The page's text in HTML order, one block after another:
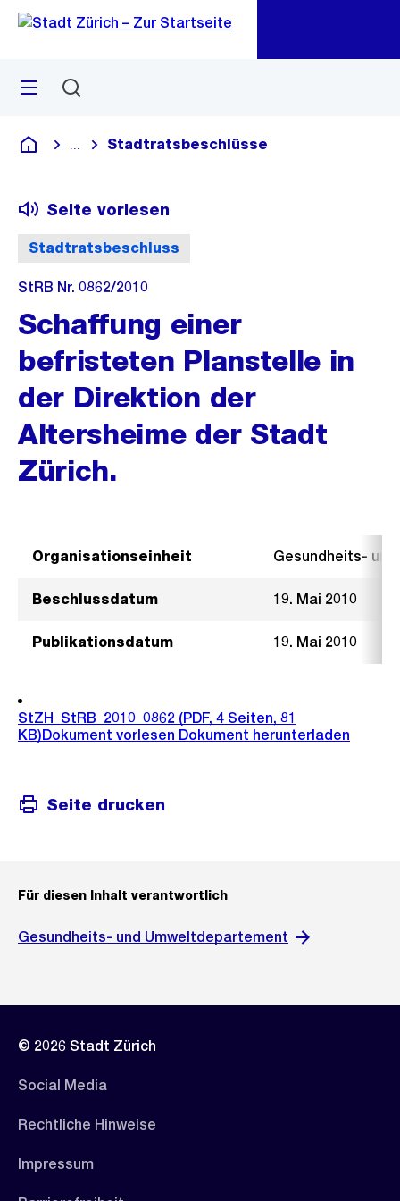
Navigation
Sprunglink
Menü
Deutsch
Blende alle Breadcrumbs ein
Stadtratsbeschlüsse
Stadtratsbeschluss
Seite vorlesen
StRB Nr. 0862/2010
Schaffung einer
befristeten Planstelle in
der Direktion der
Altersheime der Stadt
Zürich.
Organisationseinheit Gesundheits-
Beschlussdatum 19. Mai 2010
Publikationsdatum 19. Mai 2010
StZH_StRB_2010_0862 (PDF, 4 Seiten, 81
KB)Dokument vorlesen Dokument herunterladen
Seite drucken
Für diesen Inhalt verantwortlich
Gesundheits- und Umweltdepartement
© 2026 Stadt Zürich
Social Media
Rechtliche Hinweise
Impressum